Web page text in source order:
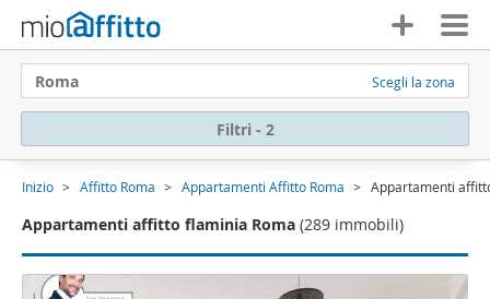
Roma Scegli la zona
Filtri - 2
Inizio Affitto Roma Appartamenti Affitto Roma Appartamenti
Appartamenti affitto flaminia Roma (289 immobili)